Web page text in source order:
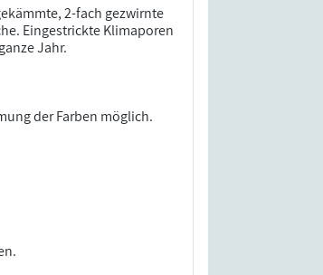
2-fach gezwirnte
Eingestrickte Klimaporen
Jahr.
der Farben möglich.